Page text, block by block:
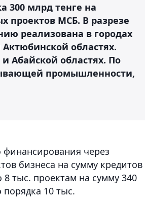
300 млрд тенге на
проектов МСБ. В разрезе
реализована в городах
областях.
Абайской областях. По
промышленности,
через
бизнеса на сумму кредитов
8 тыс. проектам на сумму 340
10 тыс.